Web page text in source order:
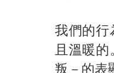
我們的行
且溫暖
叛－的表